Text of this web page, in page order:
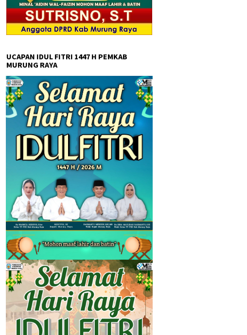
UCAPAN IDUL FITRI 1447 H PEMKAB
MURUNG RAYA